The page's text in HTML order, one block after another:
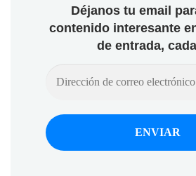
Déjanos tu email
contenido interesante
de entrada,